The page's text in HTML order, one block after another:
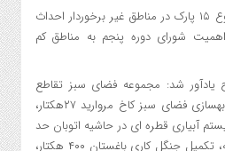
زارع بیان کرد: ۱۱ پارک از مجموع ۱۵ پارک در مناطق غیر برخوردار احداث
شورای دوره پنجم به مناطق کم
شد: مجموعه فضای سبز تقاطع
حصارک به مساحت ۵ هکتار، بهسازی فضای سبز کاخ مروارید ۲۷هکتار،
آبیاری قطره ای در حاشیه اتوبان حد
فاصل عوارضی تا بهشت سکینه، تکمیل جنگل کاری باغستان ۴۰۰ هکتار،